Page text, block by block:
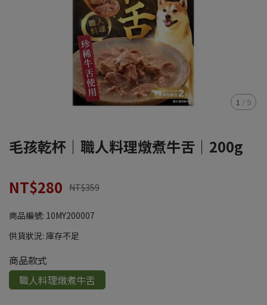
1 / 9
毛孩乾杯｜職人料理燉煮牛舌｜200g
NT$280 NT$359
商品編號: 10MY200007
供貨狀況: 庫存不足
商品款式
職人料理燉煮牛舌